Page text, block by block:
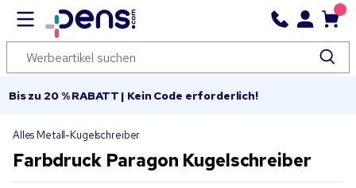
Bis zu 20 % RABATT | Kein Code erforderlich!
Alles Metall-Kugelschreiber
Farbdruck Paragon Kugelschreiber